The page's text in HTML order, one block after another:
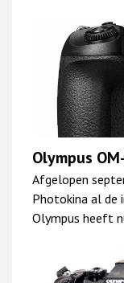
Olympus
Afgelopen
Photokina al de
Olympus heeft